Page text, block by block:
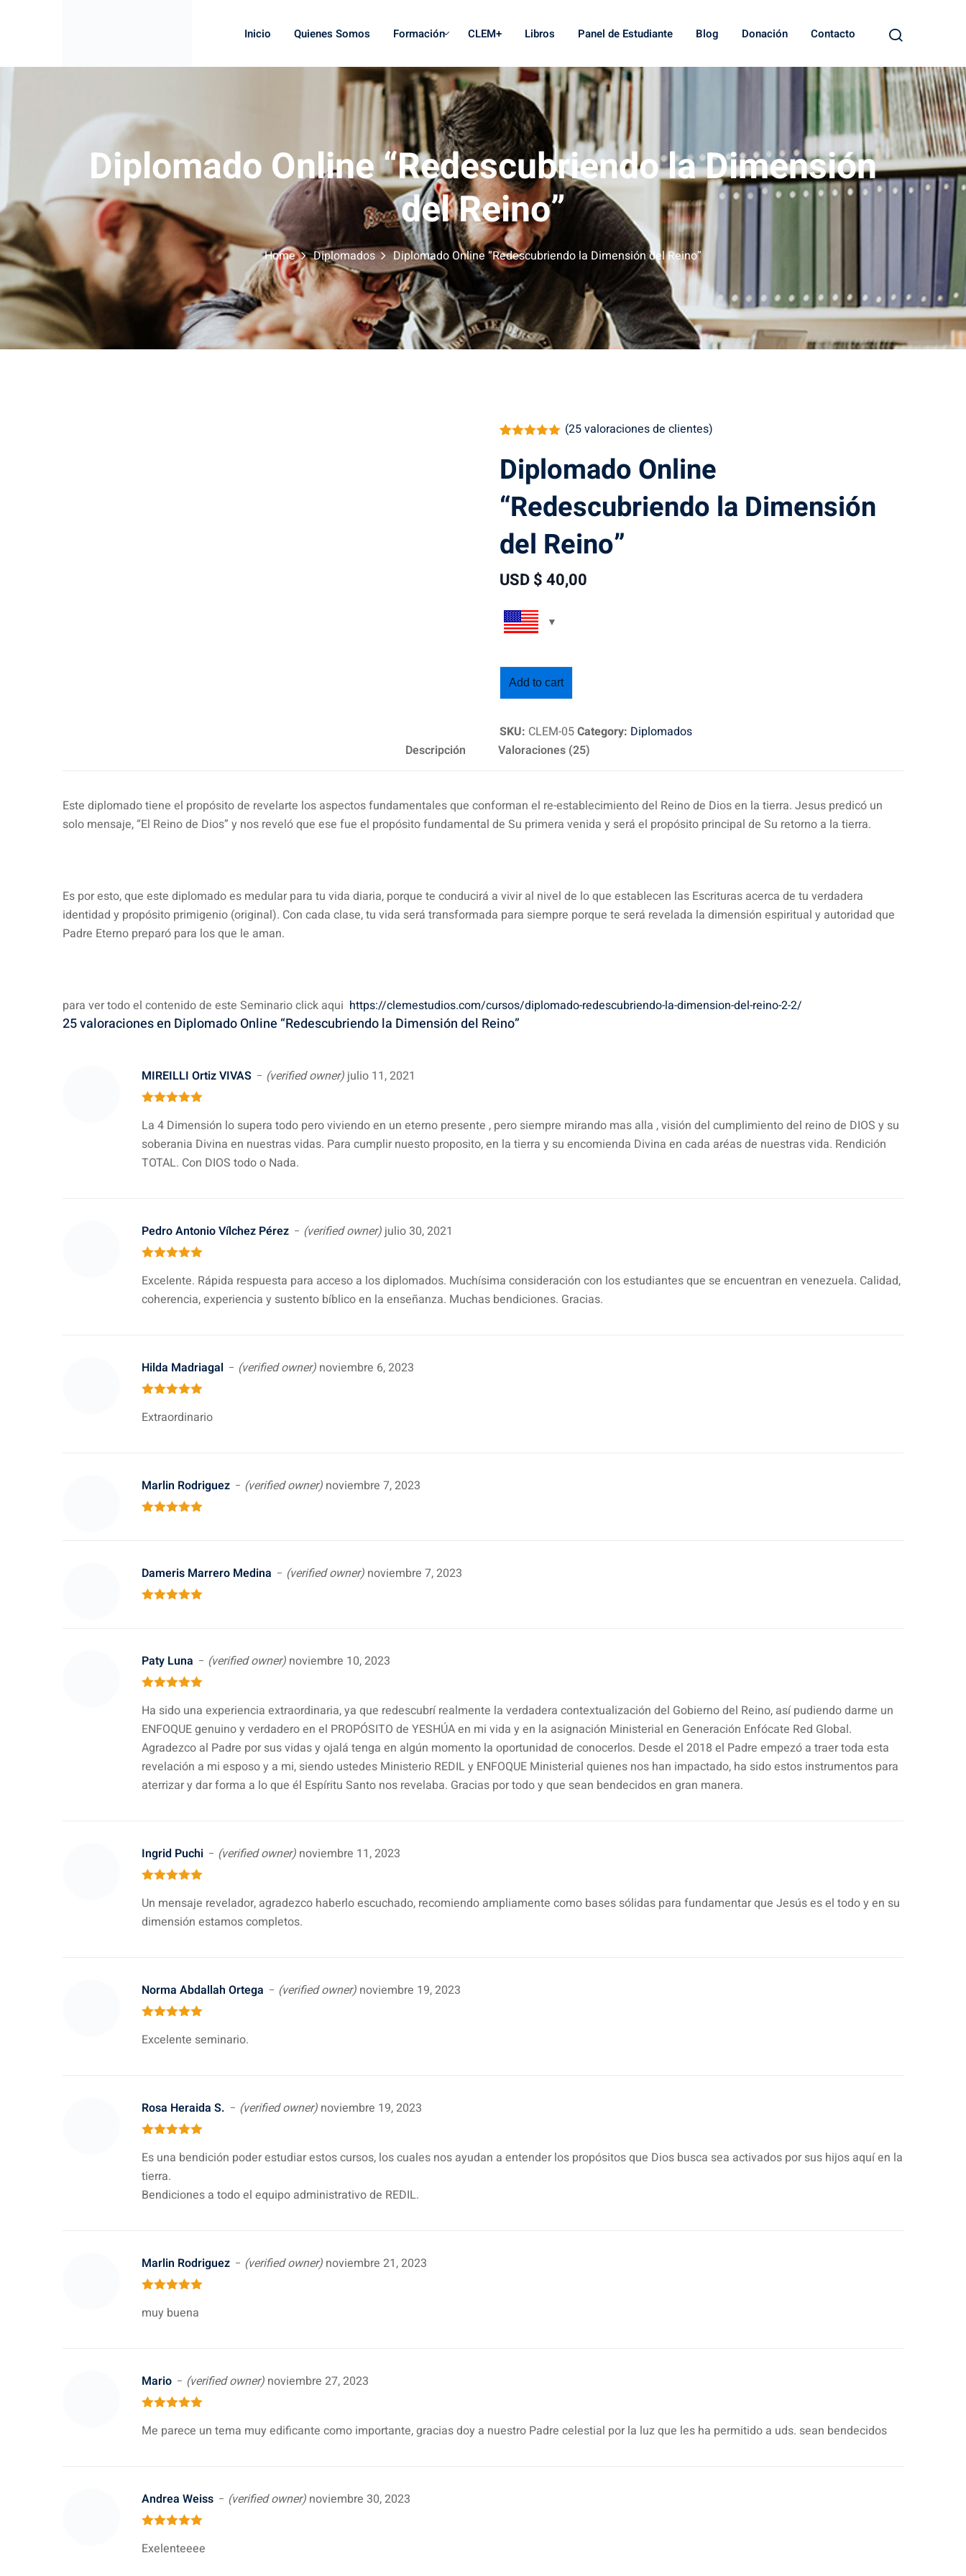
Inicio Quienes Somos Formación CLEM+ Libros Panel de Estudiante Blog Donación Contacto
Diplomado Online “Redescubriendo la Dimensión
del Reino”
Home Diplomados Diplomado Online “Redescubriendo la Dimensión del Reino”
con5.00de
5 en base
a
de clientes
(25valoraciones de clientes)
Diplomado Online
“Redescubriendo la Dimensión
del Reino”
USD $40,00
Add to cart
SKU: CLEM-05Category: Diplomados
Descripción
Valoraciones (25)
Este diplomado tiene el propósito de revelarte los aspectos fundamentales que conforman el re-establecimiento del Reino de Dios en la tierra. Jesus predicó un
solo mensaje, “El Reino de Dios” y nos reveló que ese fue el propósito fundamental de Su primera venida y será el propósito principal de Su retorno a la tierra.
Es por esto, que este diplomado es medular para tu vida diaria, porque te conducirá a vivir al nivel de lo que establecen las Escrituras acerca de tu verdadera
identidad y propósito primigenio (original). Con cada clase, tu vida será transformada para siempre porque te será revelada la dimensión espiritual y autoridad que
Padre Eterno preparó para los que le aman.
para ver todo el contenido de este Seminario click aqui https://clemestudios.com/cursos/diplomado-redescubriendo-la-dimension-del-reino-2-2/
25 valoraciones en Diplomado Online “Redescubriendo la Dimensión del Reino”
MIREILLI Ortiz VIVAS (verified owner) julio 11, 2021
La 4 Dimensión lo supera todo pero viviendo en un eterno presente , pero siempre mirando mas alla , visión del cumplimiento del reino de DIOS y su
soberania Divina en nuestras vidas. Para cumplir nuesto proposito, en la tierra y su encomienda Divina en cada aréas de nuestras vida. Rendición
TOTAL. Con DIOS todo o Nada.
Pedro Antonio Vílchez Pérez (verified owner) julio 30, 2021
Excelente. Rápida respuesta para acceso a los diplomados. Muchísima consideración con los estudiantes que se encuentran en venezuela. Calidad,
coherencia, experiencia y sustento bíblico en la enseñanza. Muchas bendiciones. Gracias.
Hilda Madriagal (verified owner) noviembre 6, 2023
Extraordinario
Marlin Rodriguez (verified owner) noviembre 7, 2023
Dameris Marrero Medina (verified owner) noviembre 7, 2023
Paty Luna (verified owner) noviembre 10, 2023
Ha sido una experiencia extraordinaria, ya que redescubrí realmente la verdadera contextualización del Gobierno del Reino, así pudiendo darme un
ENFOQUE genuino y verdadero en el PROPÓSITO de YESHÚA en mi vida y en la asignación Ministerial en Generación Enfócate Red Global.
Agradezco al Padre por sus vidas y ojalá tenga en algún momento la oportunidad de conocerlos. Desde el 2018 el Padre empezó a traer toda esta
revelación a mi esposo y a mi, siendo ustedes Ministerio REDIL y ENFOQUE Ministerial quienes nos han impactado, ha sido estos instrumentos para
aterrizar y dar forma a lo que él Espíritu Santo nos revelaba. Gracias por todo y que sean bendecidos en gran manera.
Ingrid Puchi (verified owner) noviembre 11, 2023
Un mensaje revelador, agradezco haberlo escuchado, recomiendo ampliamente como bases sólidas para fundamentar que Jesús es el todo y en su
dimensión estamos completos.
Norma Abdallah Ortega (verified owner) noviembre 19, 2023
Excelente seminario.
Rosa Heraida S. (verified owner) noviembre 19, 2023
Es una bendición poder estudiar estos cursos, los cuales nos ayudan a entender los propósitos que Dios busca sea activados por sus hijos aquí en la
tierra.
Bendiciones a todo el equipo administrativo de REDIL.
Marlin Rodriguez (verified owner) noviembre 21, 2023
muy buena
Mario (verified owner) noviembre 27, 2023
Me parece un tema muy edificante como importante, gracias doy a nuestro Padre celestial por la luz que les ha permitido a uds. sean bendecidos
Andrea Weiss (verified owner) noviembre 30, 2023
Exelenteeee